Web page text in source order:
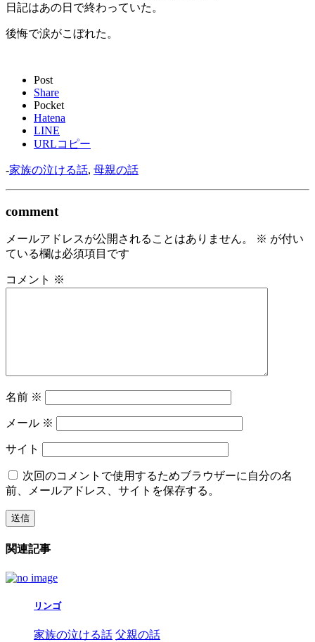
日記はあの日で終わっていた。
後悔で涙がこぼれた。
Post
Share
Pocket
Hatena
LINE
URLコピー
-家族の泣ける話, 母親の話
comment
メールアドレスが公開されることはありません。 ※ が付い
ている欄は必須項目です
コメント ※
名前 ※
メール ※
サイト
次回のコメントで使用するためブラウザーに自分の名
前、メールアドレス、サイトを保存する。
関連記事
リンゴ
家族の泣ける話 父親の話